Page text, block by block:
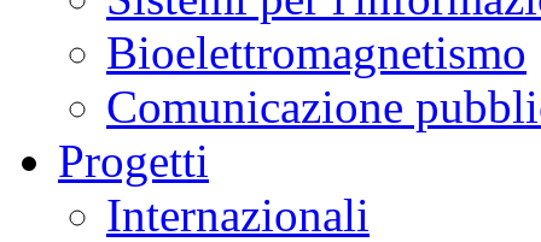
Bioelettromagnetismo
Comunicazione
Progetti
Internazionali